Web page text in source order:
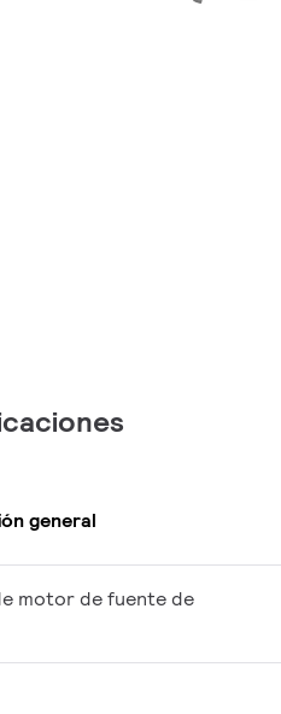
general
motor de fuente de